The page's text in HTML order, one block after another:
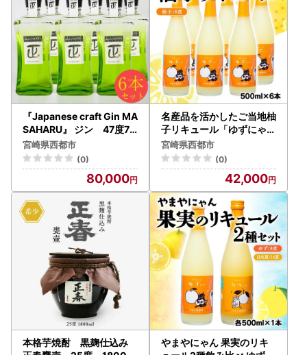
『Japanese craft Gin MA
SAHARU』 ジン 47度72
0ml×6本＜7-3a＞
宮崎県西都市
(0)
80,000
名産品を活かしたご当地柚
子リキュール「ゆずにゃん
」8度500ml×6本＜7-11a
＞
宮崎県西都市
(0)
42,000
本格芋焼酎 黒麹仕込み
やまやにゃん 果実のリキ